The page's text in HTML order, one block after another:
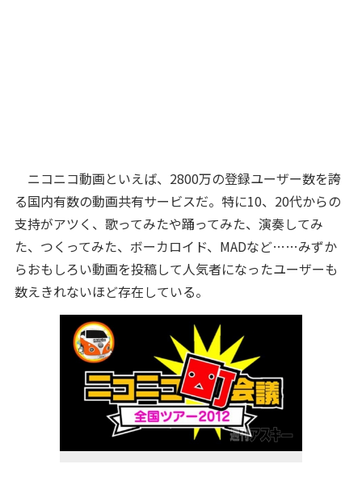
ニコニコ動画といえば、2800万の登録ユーザー数を誇
る国内有数の動画共有サービスだ。特に10、20代からの
支持がアツく、歌ってみたや踊ってみた、演奏してみ
た、つくってみた、ボーカロイド、MADなど……みずか
らおもしろい動画を投稿して人気者になったユーザーも
数えきれないほど存在している。